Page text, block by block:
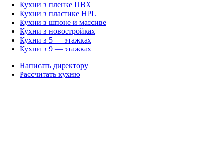
Кухни в пленке ПВХ
Кухни в пластике HPL
Кухни в шпоне и массиве
Кухни в новостройках
Кухни в 5 — этажках
Кухни в 9 — этажках
Написать директору
Рассчитать кухню